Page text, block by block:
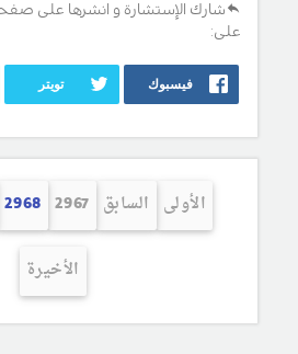
شارك الإستشارة و انشرها على
على:
فيسبوك تويتر
الأولى السابق 2967
2968
الأخيرة